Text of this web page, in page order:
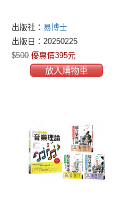
出版社： 易博士
出版日：20250225
$500 優惠價395元
放入購物車